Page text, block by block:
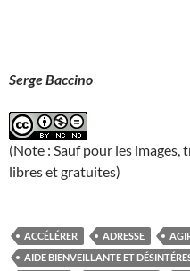
Serge Baccino
(Note : Sauf pour les
libres et gratuites)
ACCÉLÉRER ADRESSE
AIDE BIENVEILLANTE ET